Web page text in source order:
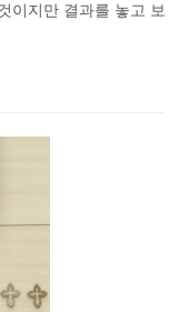
이지만 결과를 놓고 보